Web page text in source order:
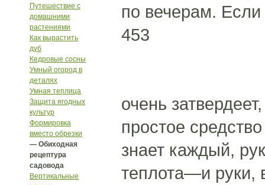
Путешествие с
домашними
растениями
Как вырастить
дуб
Кедровые сосны
Умный огород в
деталях
Умная теплица
Защита ягодных
культур
Формировка
вместо обрезки
— Обиходная
рецептура
садовода
Вертикальные
по вечерам.
453
очень
простое
знает каждый,
теплота—и руки,